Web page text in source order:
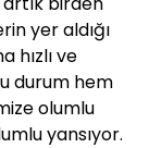
yer aldığı
hızlı ve
durum hem
olumlu
yansıyor.